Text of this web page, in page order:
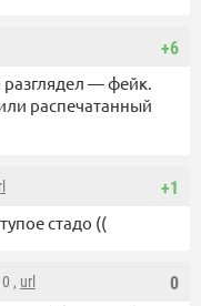
+6
— фейк.
распечатанный
+1
стадо ((
0
, url